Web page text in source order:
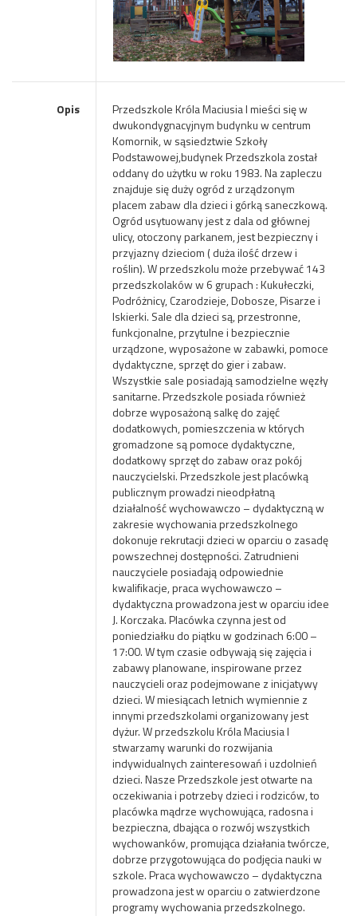
Opis
Przedszkole Króla Maciusia I mieści się w
dwukondygnacyjnym budynku w centrum
Komornik, w sąsiedztwie Szkoły
Podstawowej,budynek Przedszkola został
oddany do użytku w roku 1983. Na zapleczu
znajduje się duży ogród z urządzonym
placem zabaw dla dzieci i górką saneczkową.
Ogród usytuowany jest z dala od głównej
ulicy, otoczony parkanem, jest bezpieczny i
przyjazny dzieciom ( duża ilość drzew i
roślin). W przedszkolu może przebywać 143
przedszkolaków w 6 grupach : Kukułeczki,
Podróżnicy, Czarodzieje, Dobosze, Pisarze i
Iskierki. Sale dla dzieci są, przestronne,
funkcjonalne, przytulne i bezpiecznie
urządzone, wyposażone w zabawki, pomoce
dydaktyczne, sprzęt do gier i zabaw.
Wszystkie sale posiadają samodzielne węzły
sanitarne. Przedszkole posiada również
dobrze wyposażoną salkę do zajęć
dodatkowych, pomieszczenia w których
gromadzone są pomoce dydaktyczne,
dodatkowy sprzęt do zabaw oraz pokój
nauczycielski. Przedszkole jest placówką
publicznym prowadzi nieodpłatną
działalność wychowawczo – dydaktyczną w
zakresie wychowania przedszkolnego
dokonuje rekrutacji dzieci w oparciu o zasadę
powszechnej dostępności. Zatrudnieni
nauczyciele posiadają odpowiednie
kwalifikacje, praca wychowawczo –
dydaktyczna prowadzona jest w oparciu idee
J. Korczaka. Placówka czynna jest od
poniedziałku do piątku w godzinach 6:00 –
17:00. W tym czasie odbywają się zajęcia i
zabawy planowane, inspirowane przez
nauczycieli oraz podejmowane z inicjatywy
dzieci. W miesiącach letnich wymiennie z
innymi przedszkolami organizowany jest
dyżur. W przedszkolu Króla Maciusia I
stwarzamy warunki do rozwijania
indywidualnych zainteresowań i uzdolnień
dzieci. Nasze Przedszkole jest otwarte na
oczekiwania i potrzeby dzieci i rodziców, to
placówka mądrze wychowująca, radosna i
bezpieczna, dbająca o rozwój wszystkich
wychowanków, promująca działania twórcze,
dobrze przygotowująca do podjęcia nauki w
szkole. Praca wychowawczo – dydaktyczna
prowadzona jest w oparciu o zatwierdzone
programy wychowania przedszkolnego.